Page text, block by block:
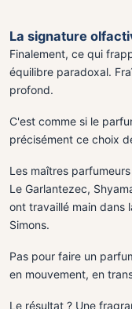
La signature
Finalement, ce qui
équilibre paradoxal.
profond.
C'est comme si le
précisément ce choix
Les maîtres
Le Garlantezec,
ont travaillé main dans
Simons.
Pas pour faire un
en mouvement, en
Le résultat ? Une